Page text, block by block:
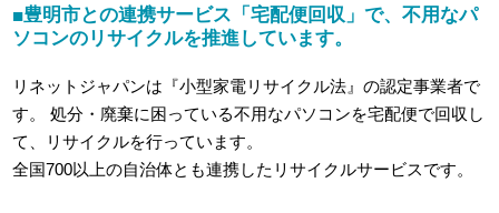
■豊明市との連携サービス「宅配便回収」で、不用なパ
ソコンのリサイクルを推進しています。
リネットジャパンは『小型家電リサイクル法』の認定事業者で
す。
処分・廃棄に困っている不用なパソコンを宅配便で回収し
て、リサイクルを行っています。
全国700以上の自治体とも連携したリサイクルサービスです。